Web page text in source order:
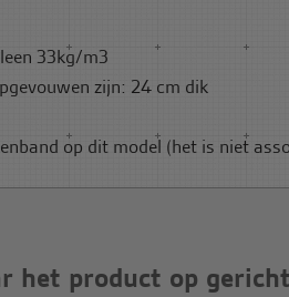
33kg/m3
zijn: 24 cm dik
op dit model (het is niet
het product op